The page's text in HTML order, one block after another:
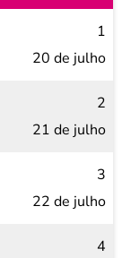
1
20 de julho
2
21 de julho
3
22 de julho
4